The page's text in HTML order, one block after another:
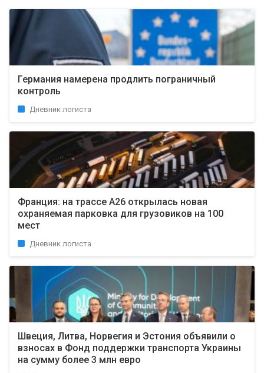
Германия намерена продлить пограничный
контроль
Дневник логиста
Франция: на трассе A26 открылась новая
охраняемая парковка для грузовиков на 100
мест
Дневник логиста
Швеция, Литва, Норвегия и Эстония объявили о
взносах в Фонд поддержки транспорта Украины
на сумму более 3 млн евро